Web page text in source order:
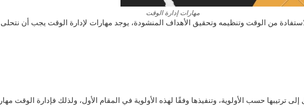
مهارات إدارة الوقت
من الوقت وتنظيمه وتحقيق الأهداف المنشودة، يوجد مهارات لإدارة الوقت يجب أن
ترتيبها حسب الأولوية، وتنفيذها وفقًا لهذه الأولوية في المقام الأول، ولذلك فإدارة الوقت